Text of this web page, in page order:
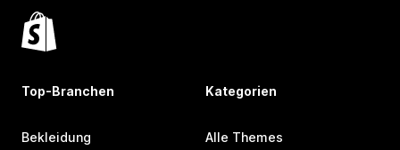
Top-Branchen
Bekleidung
Kategorien
Alle Themes